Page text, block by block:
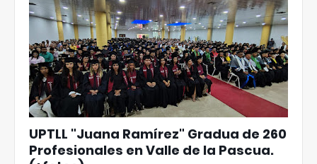
UPTLL "Juana Ramírez" Gradua de 260
Profesionales en Valle de la Pascua.